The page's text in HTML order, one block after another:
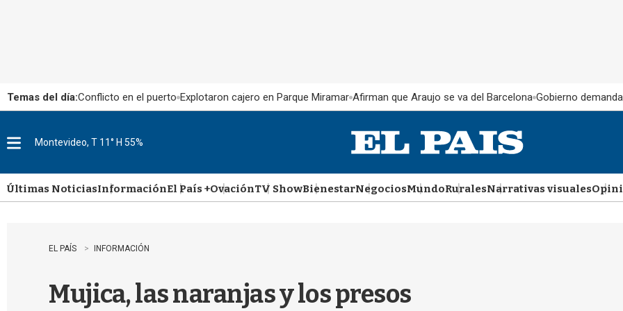
Temas del día:Conflicto en el puerto Explotaron cajero en Parque Miramar Afirman que Araujo se va del Barcelona Gobierno
u
Montevideo, T 11° H 55%
Últimas NoticiasInformaciónEl País +OvaciónTV ShowBienestarNegociosMundoRuralesNarrativas visuales
EL PAÍS INFORMACIÓN
Mujica, las naranjas y los presos